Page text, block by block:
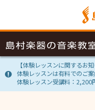
【体験レッスンに関するお知
体験レッスンは有料でのご案
体験レッスン受講料：2,200